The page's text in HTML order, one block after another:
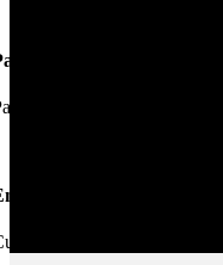
Seguros.
online en nuestra web.
Montevideo e Interior.
todo el país.